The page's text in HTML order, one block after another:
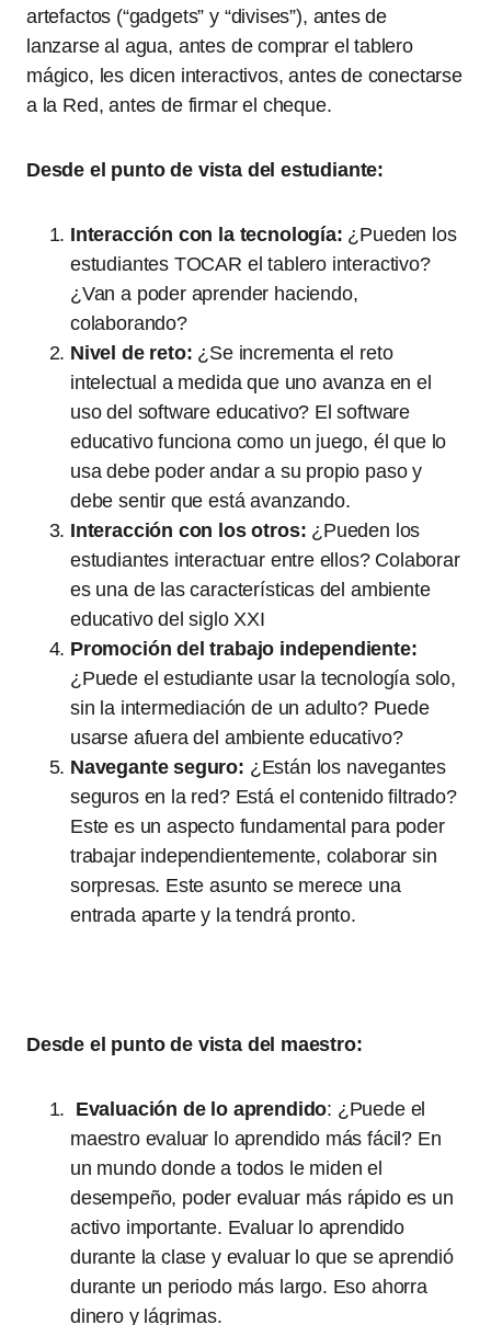
artefactos (“gadgets” y “divises”), antes de
lanzarse al agua, antes de comprar el tablero
mágico, les dicen interactivos, antes de conectarse
a la Red, antes de firmar el cheque.
Desde el punto de vista del estudiante:
Interacción con la tecnología: ¿Pueden los
estudiantes TOCAR el tablero interactivo?
¿Van a poder aprender haciendo,
colaborando?
Nivel de reto: ¿Se incrementa el reto
intelectual a medida que uno avanza en el
uso del software educativo? El software
educativo funciona como un juego, él que lo
usa debe poder andar a su propio paso y
debe sentir que está avanzando.
Interacción con los otros: ¿Pueden los
estudiantes interactuar entre ellos? Colaborar
es una de las características del ambiente
educativo del siglo XXI
Promoción del trabajo independiente:
¿Puede el estudiante usar la tecnología solo,
sin la intermediación de un adulto? Puede
usarse afuera del ambiente educativo?
Navegante seguro: ¿Están los navegantes
seguros en la red? Está el contenido filtrado?
Este es un aspecto fundamental para poder
trabajar independientemente, colaborar sin
sorpresas. Este asunto se merece una
entrada aparte y la tendrá pronto.
Desde el punto de vista del maestro:
Evaluación de lo aprendido: ¿Puede el
maestro evaluar lo aprendido más fácil? En
un mundo donde a todos le miden el
desempeño, poder evaluar más rápido es un
activo importante. Evaluar lo aprendido
durante la clase y evaluar lo que se aprendió
durante un periodo más largo. Eso ahorra
dinero y lágrimas.